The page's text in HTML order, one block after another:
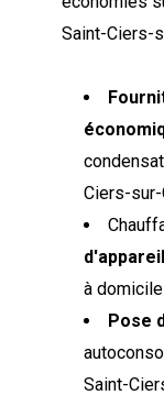
Saint-Ciers-
Ciers-sur-
à
Pose
Saint-